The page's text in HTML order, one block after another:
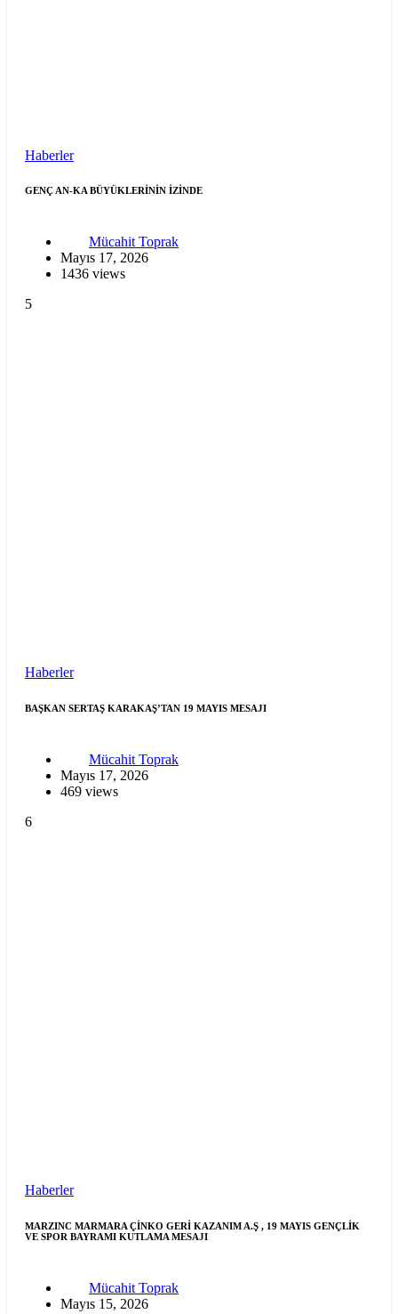
Haberler
GENÇ AN-KA BÜYÜKLERİNİN İZİNDE
Mücahit Toprak
Mayıs 17, 2026
1436 views
5
Haberler
BAŞKAN SERTAŞ KARAKAŞ’TAN 19 MAYIS MESAJI
Mücahit Toprak
Mayıs 17, 2026
469 views
6
Haberler
MARZINC MARMARA ÇİNKO GERİ KAZANIM A.Ş , 19 MAYIS GENÇLİK
VE SPOR BAYRAMI KUTLAMA MESAJI
Mücahit Toprak
Mayıs 15, 2026